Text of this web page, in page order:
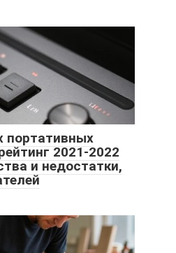
портативных
2021-2022
и недостатки,